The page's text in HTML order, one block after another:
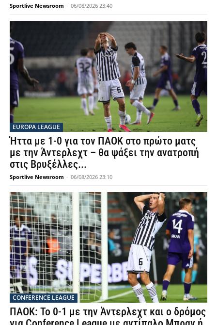
Sportlive Newsroom - 06/08/2026 23:40
EUROPA LEAGUE
Ήττα με 1-0 για τον ΠΑΟΚ στο πρώτο ματς
με την Άντερλεχτ – θα ψάξει την ανατροπή
στις Βρυξέλλες...
Sportlive Newsroom - 06/08/2026 23:10
CONFERENCE LEAGUE
ΠΑΟΚ: Το 0-1 με την Άντερλεχτ και ο δρόμος